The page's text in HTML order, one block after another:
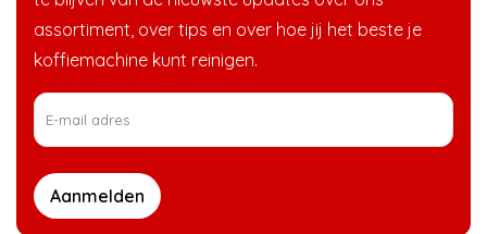
Vaak horen wij klanten via de telefoon of chat
vragen of er voor ook een goedkoper
alternatief is voor de reinigingstabletten van
Bosch, die is er zeker! Al meer dan 15 jaar
verkopen wijEccellente Reinigingstablettendie
je Bosch espressomachine goed onderhouden!
assortiment, over tips en over hoe jij het beste je
koffiemachine kunt reinigen.
Aanmelden